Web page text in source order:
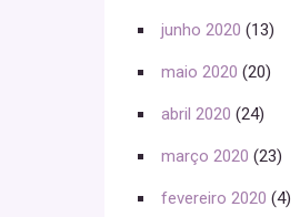
junho 2020 (13)
maio 2020 (20)
abril 2020 (24)
março 2020 (23)
fevereiro 2020 (4)